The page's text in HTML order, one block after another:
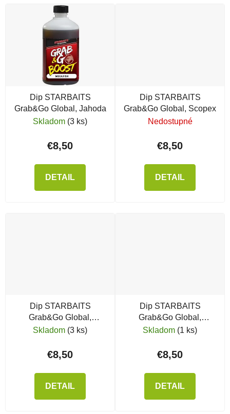
Dip STARBAITS
Grab&Go Global, Jahoda
Skladom (3 ks)
€8,50
DETAIL
Dip STARBAITS
Grab&Go Global, Scopex
Nedostupné
€8,50
DETAIL
Dip STARBAITS
Grab&Go Global,
Ananás
Skladom (3 ks)
€8,50
DETAIL
Dip STARBAITS
Grab&Go Global,
Banana Cream
Skladom (1 ks)
€8,50
DETAIL